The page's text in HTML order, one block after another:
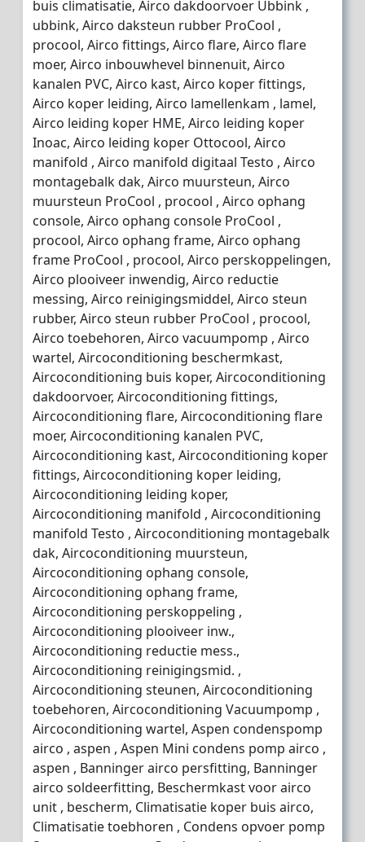
buis climatisatie, Airco dakdoorvoer Ubbink ,
ubbink, Airco daksteun rubber ProCool ,
procool, Airco fittings, Airco flare, Airco flare
moer, Airco inbouwhevel binnenuit, Airco
kanalen PVC, Airco kast, Airco koper fittings,
Airco koper leiding, Airco lamellenkam , lamel,
Airco leiding koper HME, Airco leiding koper
Inoac, Airco leiding koper Ottocool, Airco
manifold , Airco manifold digitaal Testo , Airco
montagebalk dak, Airco muursteun, Airco
muursteun ProCool , procool , Airco ophang
console, Airco ophang console ProCool ,
procool, Airco ophang frame, Airco ophang
frame ProCool , procool, Airco perskoppelingen,
Airco plooiveer inwendig, Airco reductie
messing, Airco reinigingsmiddel, Airco steun
rubber, Airco steun rubber ProCool , procool,
Airco toebehoren, Airco vacuumpomp , Airco
wartel, Aircoconditioning beschermkast,
Aircoconditioning buis koper, Aircoconditioning
dakdoorvoer, Aircoconditioning fittings,
Aircoconditioning flare, Aircoconditioning flare
moer, Aircoconditioning kanalen PVC,
Aircoconditioning kast, Aircoconditioning koper
fittings, Aircoconditioning koper leiding,
Aircoconditioning leiding koper,
Aircoconditioning manifold , Aircoconditioning
manifold Testo , Aircoconditioning montagebalk
dak, Aircoconditioning muursteun,
Aircoconditioning ophang console,
Aircoconditioning ophang frame,
Aircoconditioning perskoppeling ,
Aircoconditioning plooiveer inw.,
Aircoconditioning reductie mess.,
Aircoconditioning reinigingsmid. ,
Aircoconditioning steunen, Aircoconditioning
toebehoren, Aircoconditioning Vacuumpomp ,
Aircoconditioning wartel, Aspen condenspomp
airco , aspen , Aspen Mini condens pomp airco ,
aspen , Banninger airco persfitting, Banninger
airco soldeerfitting, Beschermkast voor airco
unit , bescherm, Climatisatie koper buis airco,
Climatisatie toebhoren , Condens opvoer pomp